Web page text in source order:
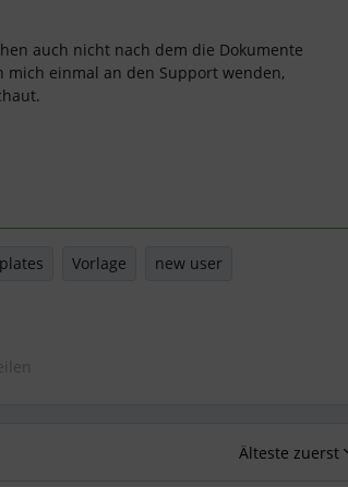
auch nicht nach dem die Dokumente
einmal an den Support wenden,
Vorlage new user
Älteste zuerst